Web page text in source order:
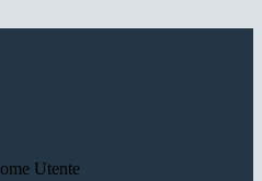
Utente